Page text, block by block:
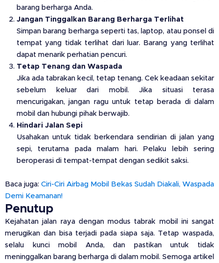
barang berharga Anda.
Jangan Tinggalkan Barang Berharga Terlihat
Simpan barang berharga seperti tas, laptop, atau ponsel di
tempat yang tidak terlihat dari luar. Barang yang terlihat
dapat menarik perhatian pencuri.
Tetap Tenang dan Waspada
Jika ada tabrakan kecil, tetap tenang. Cek keadaan sekitar
sebelum keluar dari mobil. Jika situasi terasa
mencurigakan, jangan ragu untuk tetap berada di dalam
mobil dan hubungi pihak berwajib.
Hindari Jalan Sepi
Usahakan untuk tidak berkendara sendirian di jalan yang
sepi, terutama pada malam hari. Pelaku lebih sering
beroperasi di tempat-tempat dengan sedikit saksi.
Baca juga: Ciri-Ciri Airbag Mobil Bekas Sudah Diakali, Waspada
Demi Keamanan!
Penutup
Kejahatan jalan raya dengan modus tabrak mobil ini sangat
merugikan dan bisa terjadi pada siapa saja. Tetap waspada,
selalu kunci mobil Anda, dan pastikan untuk tidak
meninggalkan barang berharga di dalam mobil. Semoga artikel